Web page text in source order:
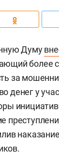
Думу
более
за
денег у